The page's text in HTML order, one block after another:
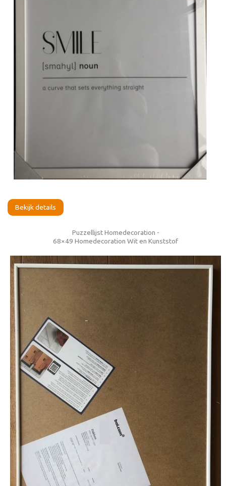
Bekijk details
Puzzellijst Homedecoration -
68×49 Homedecoration Wit en Kunststof